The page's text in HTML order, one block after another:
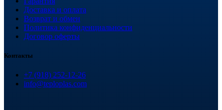
Доставка и оплата
Возврат и обмен
Политика конфиденциальности
Договор оферты
Контакты
+7 (918) 252-12-26
info@teploplas.com